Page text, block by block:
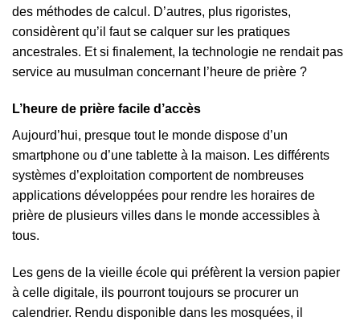
des méthodes de calcul. D’autres, plus rigoristes,
considèrent qu’il faut se calquer sur les pratiques
ancestrales. Et si finalement, la technologie ne rendait pas
service au musulman concernant l’heure de prière ?
L’heure de prière facile d’accès
Aujourd’hui, presque tout le monde dispose d’un
smartphone ou d’une tablette à la maison. Les différents
systèmes d’exploitation comportent de nombreuses
applications développées pour rendre les horaires de
prière de plusieurs villes dans le monde accessibles à
tous.
Les gens de la vieille école qui préfèrent la version papier
à celle digitale, ils pourront toujours se procurer un
calendrier. Rendu disponible dans les mosquées, il